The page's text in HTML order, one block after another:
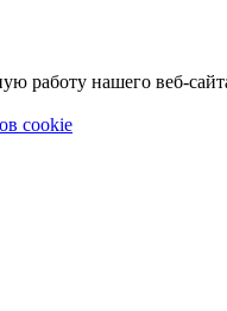
работу нашего веб-
cookie